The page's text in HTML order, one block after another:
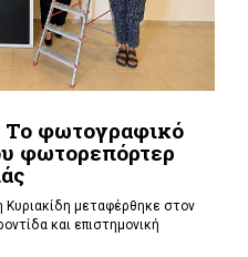
Το φωτογραφικό
φωτορεπόρτερ
Κυριακίδη μεταφέρθηκε στον
και επιστημονική